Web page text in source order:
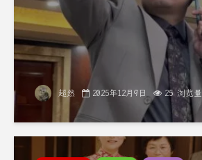
超然 2025年12月9日 25 浏览量